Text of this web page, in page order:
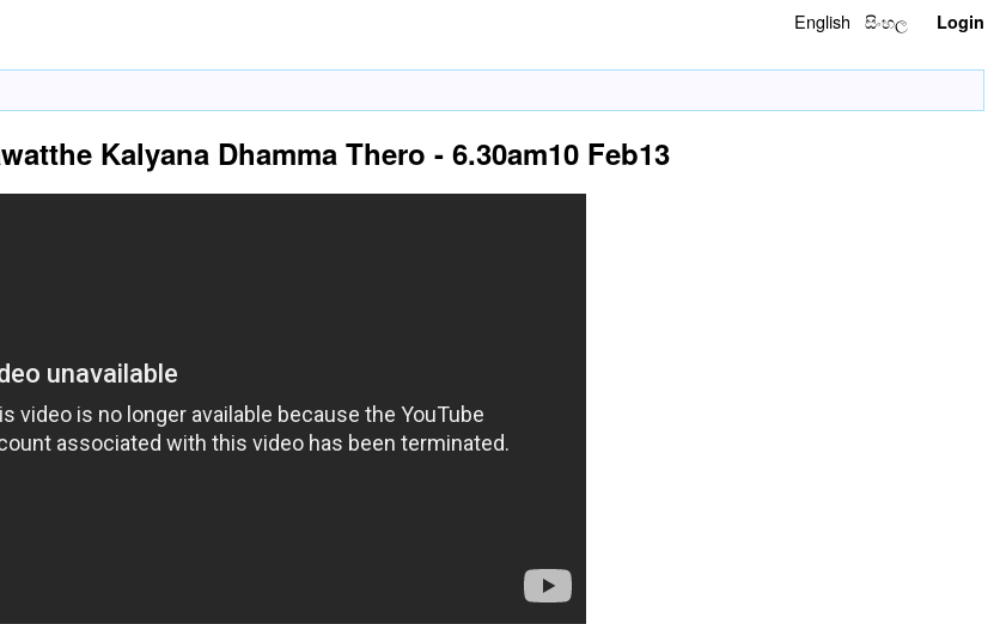
English සිංහල Login
Kalyana Dhamma Thero - 6.30am10 Feb13